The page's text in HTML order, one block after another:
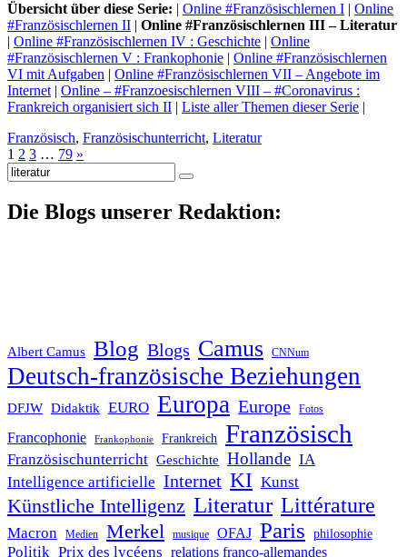
Übersicht über diese Serie: | Online #Französischlernen I | Online
#Französischlernen II | Online #Französischlernen III – Literatur
| Online #Französischlernen IV : Geschichte | Online
#Französischlernen V : Frankophonie | Online #Französischlernen
VI mit Aufgaben | Online #Französischlernen VII – Angebote im
Internet| Online – #Franzoesischlernen VIII – #Coronavirus :
Frankreich organisiert sich II | Liste aller Themen dieser Serie |
Französisch, Französischunterricht, Literatur
1 2 3 … 79 »
Suche
nach:
Die Blogs unserer Redaktion:
Albert Camus Blog Blogs Camus CNNum
Deutsch-französische Beziehungen
DFJW Didaktik EURO Europa Europe Fotos
Francophonie Frankophonie Frankreich Französisch
Französischunterricht Geschichte Hollande IA
Intelligence artificielle Internet KI Kunst
Künstliche Intelligenz Literatur Littérature
Macron Medien Merkel musique OFAJ Paris philosophie
Politik Prix des lycéens relations franco-allemandes